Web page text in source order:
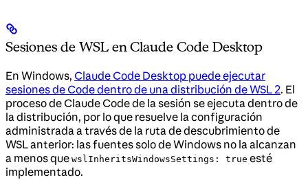
Sesiones de WSL en Claude Code Desktop
En Windows, Claude Code Desktop puede ejecutar
sesiones de Code dentro de una distribución de WSL 2. El
proceso de Claude Code de la sesión se ejecuta dentro de
la distribución, por lo que resuelve la configuración
administrada a través de la ruta de descubrimiento de
WSL anterior: las fuentes solo de Windows no la alcanzan
a menos que wslInheritsWindowsSettings: true esté
implementado.